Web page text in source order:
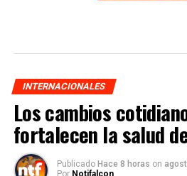
INTERNACIONALES
Los cambios
fortalecen la salud
Publicado Hace 8 horas on
Por Notifalcon